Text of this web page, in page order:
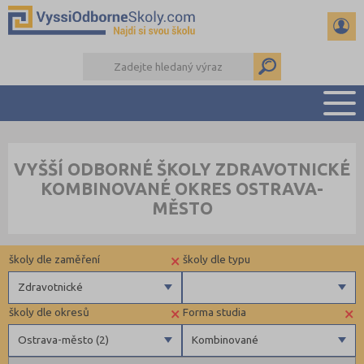
PŘÍPRAVA NA PŘIJÍMAČKY
KALENDÁŘ AKCÍ
DALŠÍ DRUHY ŠKOL
VYŠŠÍ ODBORNÉ ŠKOLY ZDRAVOTNICKÉ
KOMBINOVANÉ OKRES OSTRAVA-
MĚSTO
×
Kombinované
Forma studia
×
Ostrava-město (2)
školy dle okresů
školy dle typu
Soukromé
Veřejné
×
Zdravotnické
školy dle zaměření
Zdravotnické
Ekonomické